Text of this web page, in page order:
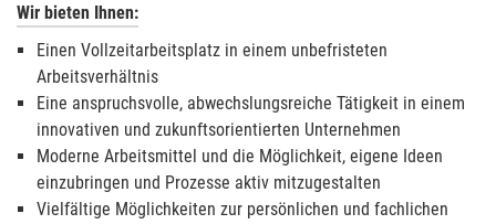
Wir bieten Ihnen:
Einen Vollzeitarbeitsplatz in einem unbefristeten
Arbeitsverhältnis
Eine anspruchsvolle, abwechslungsreiche Tätigkeit in einem
innovativen und zukunftsorientierten Unternehmen
Moderne Arbeitsmittel und die Möglichkeit, eigene Ideen
einzubringen und Prozesse aktiv mitzugestalten
Vielfältige Möglichkeiten zur persönlichen und fachlichen